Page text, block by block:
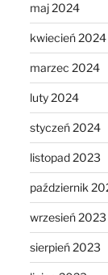
maj 2024
kwiecień 2024
marzec 2024
luty 2024
styczeń 2024
listopad 2023
październik
wrzesień 2023
sierpień 2023